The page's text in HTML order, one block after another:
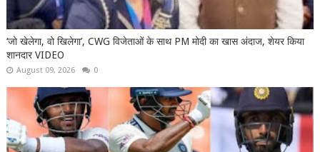
‘जो खेलेगा, वो खिलेगा’, CWG विजेताओं के साथ PM मोदी का खास अंदाज, शेयर किया
शानदार VIDEO
August 09, 2026 0